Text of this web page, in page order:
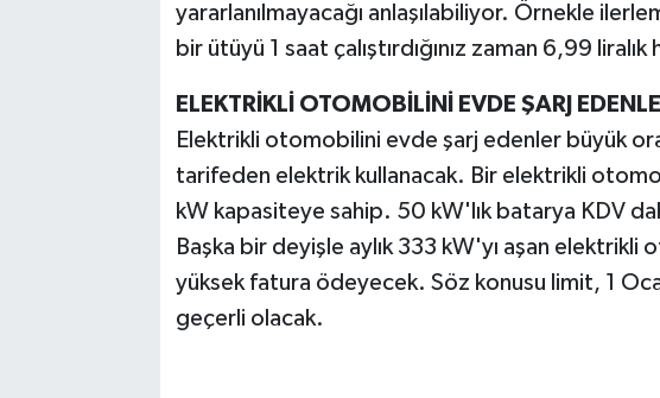
yararlanılmayacağı anlaşılabiliyor. Örnekle
bir ütüyü 1 saat çalıştırdığınız zaman 6,99
ELEKTRİKLİ OTOMOBİLİNİ EVDE ŞARJ
Elektrikli otomobilini evde şarj edenler büyük
tarifeden elektrik kullanacak. Bir elektrikli
kW kapasiteye sahip. 50 kW'lık batarya KDV
Başka bir deyişle aylık 333 kW'yı aşan
yüksek fatura ödeyecek. Söz konusu limit, 1
geçerli olacak.